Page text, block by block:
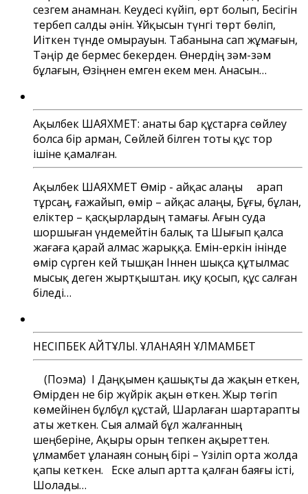
сезгем анамнан. Кеудесі күйіп, өрт болып, Бесігін
тербеп салды әнін. Ұйқысын түнгі төрт бөліп,
Иіткен түнде омырауын. Табанына сап жұмағын,
Тәңір де бермес бекерден. Өнердің зәм-зәм
бұлағын, Өзіңнен емген екем мен. Анасын…
Ақылбек ШАЯХМЕТ: Қанаты бар құстарға сөйлеу
болса бір арман, Сөйлей білген тоты құс тор
ішіне қамалған.
Ақылбек ШАЯХМЕТ Өмір - айқас алаңы Қарап
тұрсаң, ғажайып, өмір – айқас алаңы, Бұғы, бұлан,
еліктер – қасқырлардың тамағы. Ағын суда
шоршыған үндемейтін балық та Шығып қалса
жағаға қарай алмас жарыққа. Емін-еркін інінде
өмір сүрген кей тышқан Іннен шықса құтылмас
мысық деген жыртқыштан. Қиқу қосып, құс салған
біледі…
НЕСІПБЕК АЙТҰЛЫ. ҚҰЛАНАЯН ҚҰЛМАМБЕТ
(Поэма) І Даңқымен қашықты да жақын еткен,
Өмірден не бір жүйрік ақын өткен. Жыр төгіп
көмейінен бұлбұл құстай, Шарлаған шартарапты
аты жеткен. Сыя алмай бұл жалғанның
шеңберіне, Ақыры орын тепкен ақыреттен.
Құлмамбет Құланаян соның бірі – Үзіліп орта жолда
қапы кеткен. Еске алып артта қалған баяғы істі,
Шолады…